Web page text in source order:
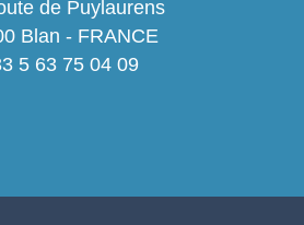
de Puylaurens
Blan - FRANCE
5 63 75 04 09